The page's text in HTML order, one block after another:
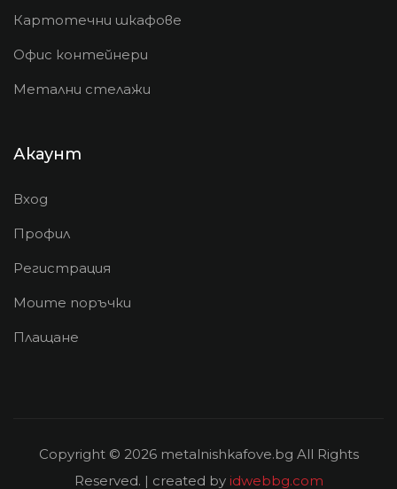
Картотечни шкафове
Офис контейнери
Метални стелажи
Акаунт
Вход
Профил
Регистрация
Моите поръчки
Плащане
Copyright © 2026 metalnishkafove.bg All Rights
Reserved. | created by idwebbg.com